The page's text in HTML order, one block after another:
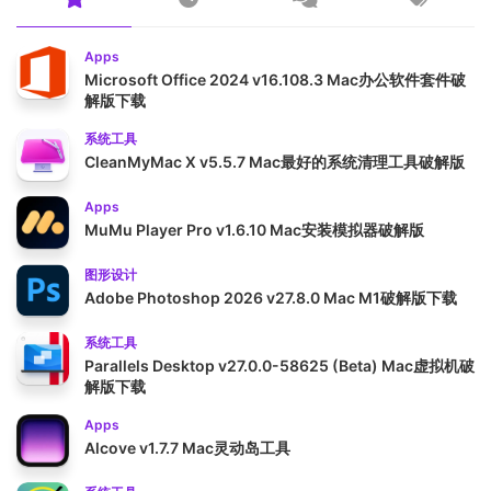
Apps
Microsoft Office 2024 v16.108.3 Mac办公软件套件破
解版下载
系统工具
CleanMyMac X v5.5.7 Mac最好的系统清理工具破解版
Apps
MuMu Player Pro v1.6.10 Mac安装模拟器破解版
图形设计
Adobe Photoshop 2026 v27.8.0 Mac M1破解版下载
系统工具
Parallels Desktop v27.0.0-58625 (Beta) Mac虚拟机破
解版下载
Apps
Alcove v1.7.7 Mac灵动岛工具